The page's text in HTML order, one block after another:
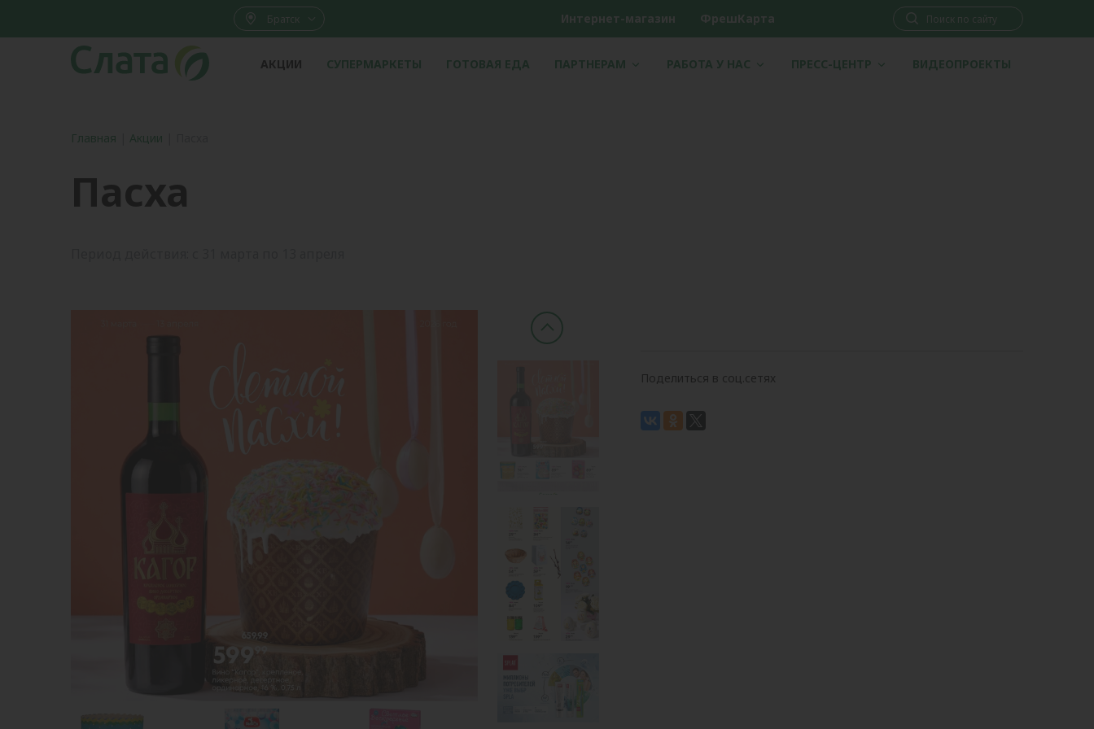
Братск Интернет-магазин ФрешКарта
АКЦИИ СУПЕРМАРКЕТЫ ГОТОВАЯ ЕДА ПАРТНЕРАМ РАБОТА У НАС ПРЕСС-ЦЕНТР ВИДЕОПРОЕКТЫ
Главная Акции
Пасха
Поделиться в соц.сетях